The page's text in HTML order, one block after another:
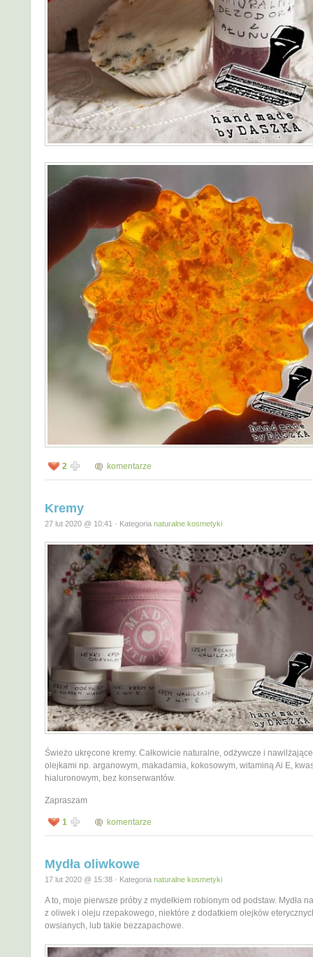
2 komentarze
Kremy
27 lut 2020 @ 10:41 · Kategoria naturalne kosmetyki
Świeżo ukręcone kremy. Całkowicie naturalne, odżywcze i
olejkami np. arganowym, makadamia, kokosowym, witaminą Ai E,
hialuronowym, bez konserwantów.
Zapraszam
1 komentarze
Mydła oliwkowe
17 lut 2020 @ 15:38 · Kategoria naturalne kosmetyki
A to, moje pierwsze próby z mydełkiem robionym od podstaw. Mydła
z oliwek i oleju rzepakowego, niektóre z dodatkiem olejków
owsianych, lub takie bezzapachowe.